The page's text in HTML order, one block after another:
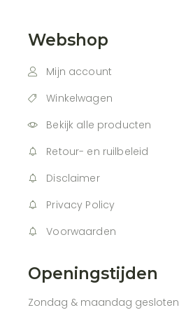
Webshop
Mijn account
Winkelwagen
Bekijk alle producten
Retour- en ruilbeleid
Disclaimer
Privacy Policy
Voorwaarden
Openingstijden
Zondag & maandag gesloten